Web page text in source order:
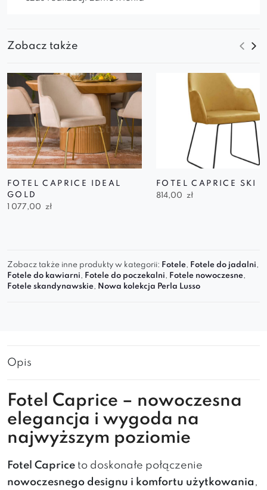
Zobacz także
FOTEL CAPRICE IDEAL
GOLD
1 077,00
zł
FOTEL CAPRICE SKI
814,00
zł
Zobacz także inne produkty w kategorii: Fotele, Fotele do jadalni,
Fotele do kawiarni, Fotele do poczekalni, Fotele nowoczesne,
Fotele skandynawskie, Nowa kolekcja Perla Lusso
Opis
Fotel Caprice – nowoczesna
elegancja i wygoda na
najwyższym poziomie
Fotel Caprice to doskonałe połączenie
nowoczesnego designu i komfortu użytkowania ,